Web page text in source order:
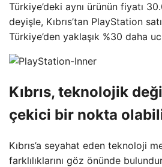
Türkiye’deki aynı ürünün fiyatı
deyişle, Kıbrıs’tan PlayStation
Türkiye’den yaklaşık %30 daha
Kıbrıs, teknolojik
çekici bir nokta
Kıbrıs’a seyahat eden teknoloji
farklılıklarını göz önünde